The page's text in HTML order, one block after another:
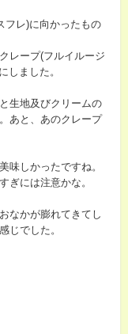
フレ)に向かったもの
レープ(フルイルージ
しました。
生地及びクリームの
あと、あのクレープ
味しかったですね。
ぎには注意かな。
なかが膨れてきてし
じでした。